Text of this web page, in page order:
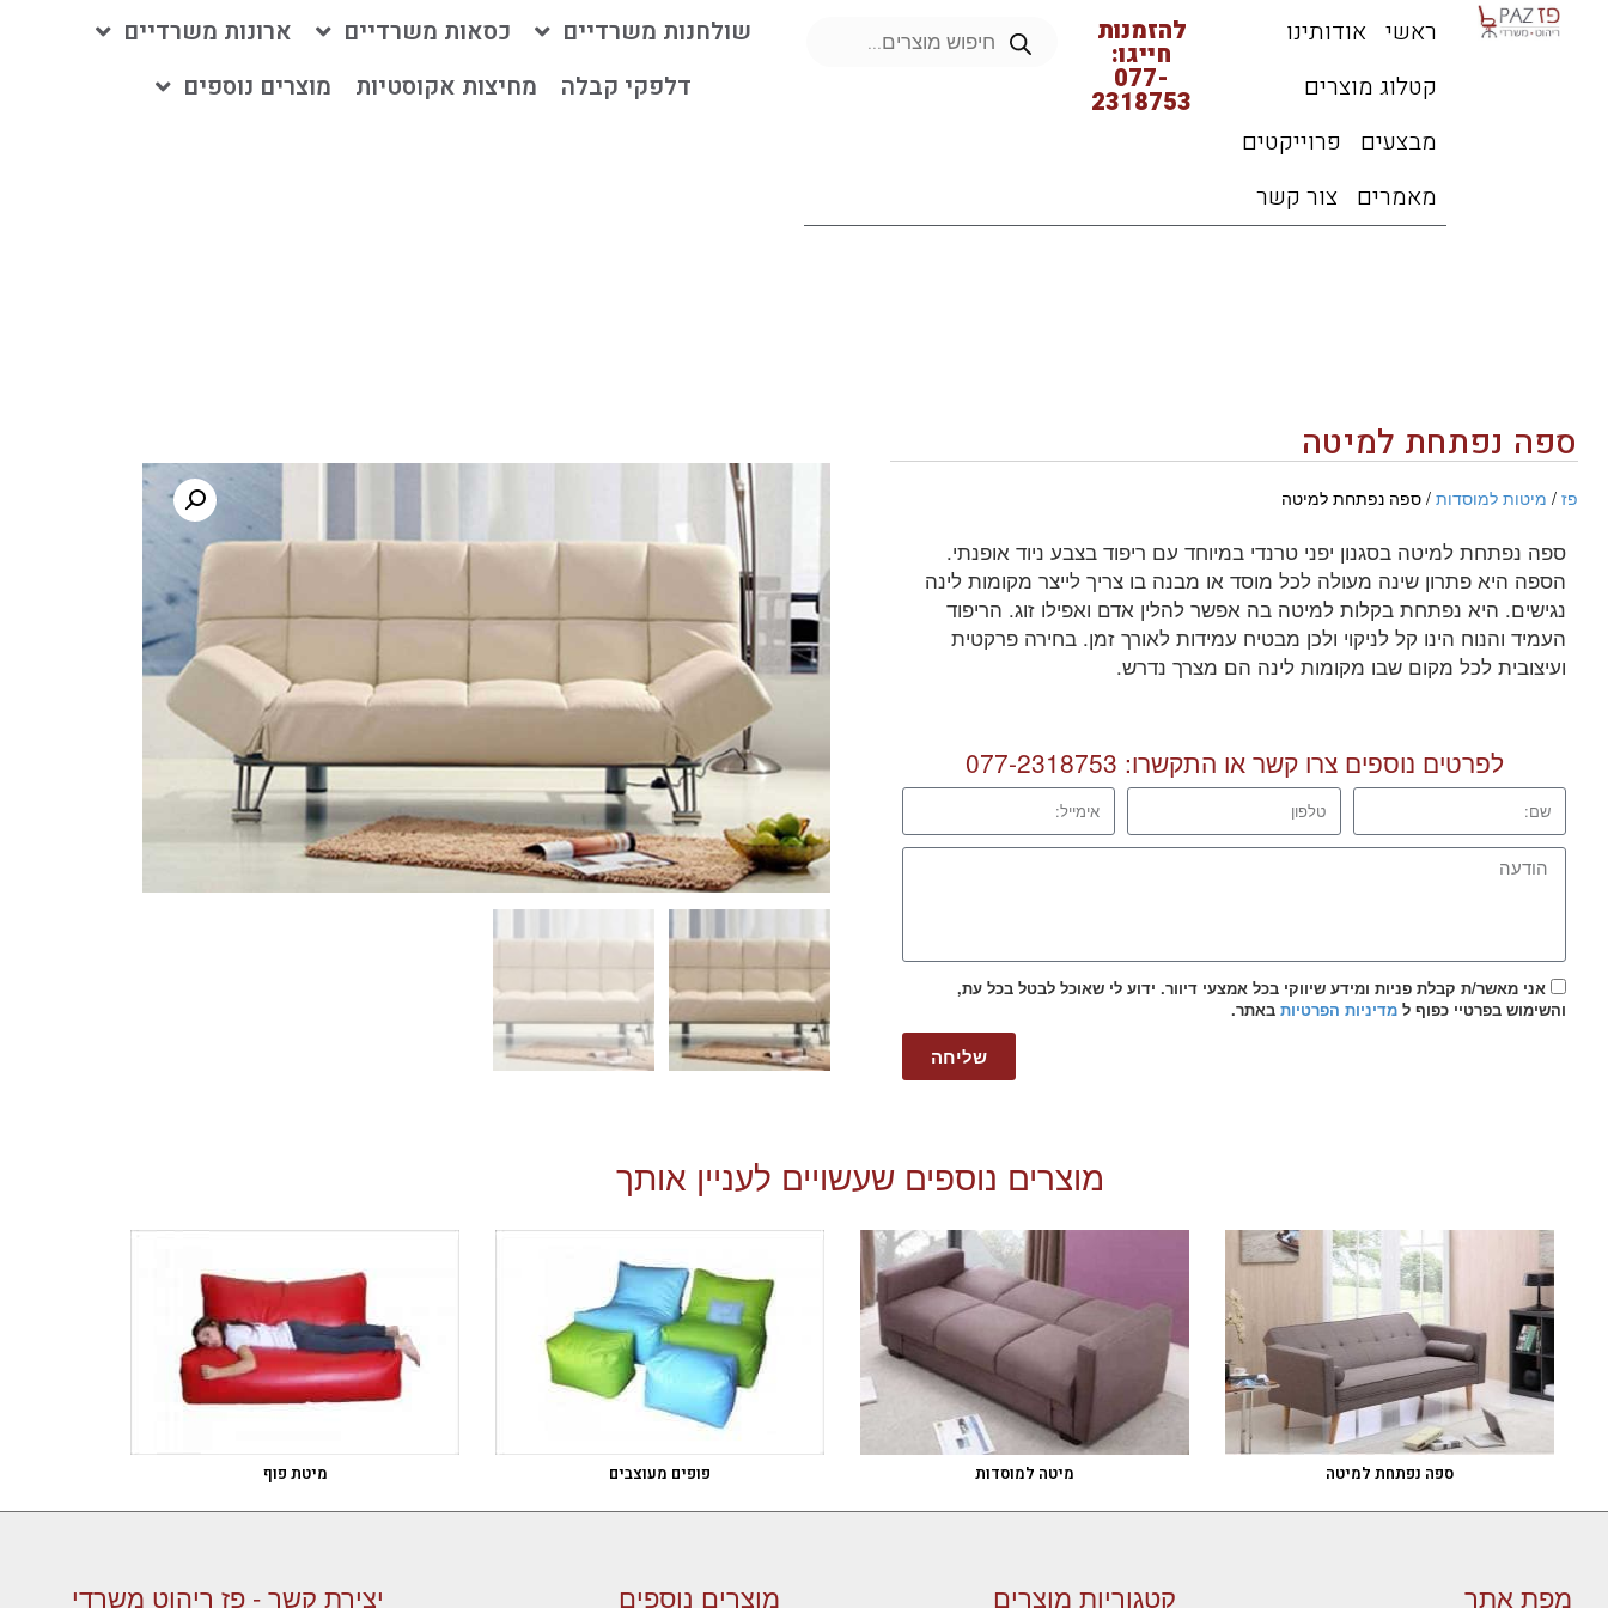
ראשי אודותינו
קטלוג מוצרים
מבצעים
פרוייקטים
מאמרים צור קשר
להזמנות
חייגו:
077-
2318753
שולחנות משרדיים כסאות משרדיים
ארונות משרדיים
דלפקי קבלה
מחיצות אקוסטיות מוצרים נוספים
ספה נפתחת למיטה
פז / מיטות למוסדות / ספה נפתחת למיטה
ספה נפתחת למיטה בסגנון יפני טרנדי במיוחד עם ריפוד בצבע ניוד אופנתי.
הספה היא פתרון שינה מעולה לכל מוסד או מבנה בו צריך לייצר מקומות לינה
נגישים. היא נפתחת בקלות למיטה בה אפשר להלין אדם ואפילו זוג. הריפוד
העמיד והנוח הינו קל לניקוי ולכן מבטיח עמידות לאורך זמן. בחירה פרקטית
ועיצובית לכל מקום שבו מקומות לינה הם מצרך נדרש.
לפרטים נוספים צרו קשר או התקשרו: 077-2318753
אני מאשר/ת קבלת פניות ומידע שיווקי בכל אמצעי דיוור. ידוע לי שאוכל לבטל בכל עת,
והשימוש בפרטיי כפוף ל מדיניות הפרטיות באתר.
שליחה
מוצרים נוספים שעשויים לעניין אותך
ספה נפתחת למיטה מיטה למוסדות פופים מעוצבים מיטת פוף
מפת אתר קטגוריות מוצרים מוצרים נוספים יצירת קשר - פז ריהוט משרדי